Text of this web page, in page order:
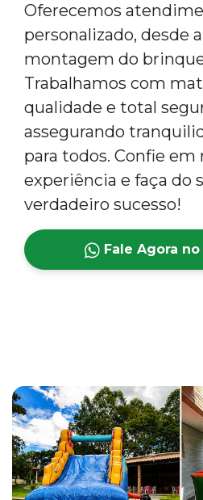
Oferecemos
personalizado, desde
montagem do
Trabalhamos com
qualidade e total
assegurando
para todos. Confie em
experiência e faça do
verdadeiro sucesso!
Fale Agora